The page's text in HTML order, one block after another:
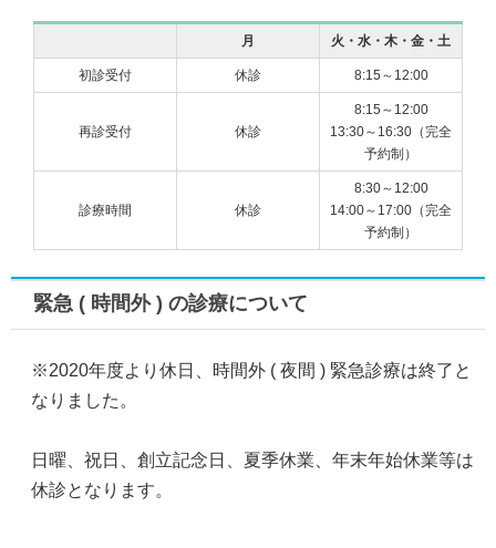
月 火・水・木・金・土
初診受付 休診 8:15～12:00
再診受付 休診
8:15～12:00
13:30～16:30（完全
予約制）
診療時間 休診
8:30～12:00
14:00～17:00（完全
予約制）
緊急 ( 時間外 ) の診療について
※2020年度より休日、時間外 ( 夜間 ) 緊急診療は終了と
なりました。
日曜、祝日、創立記念日、夏季休業、年末年始休業等は
休診となります。